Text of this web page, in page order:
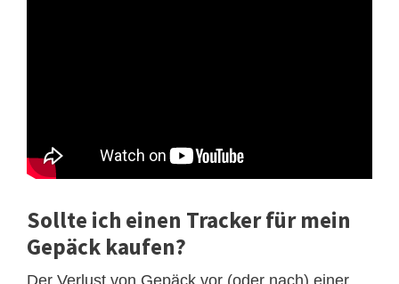
Sollte ich einen Tracker für mein
Gepäck kaufen?
Der Verlust von Gepäck vor (oder nach) einer